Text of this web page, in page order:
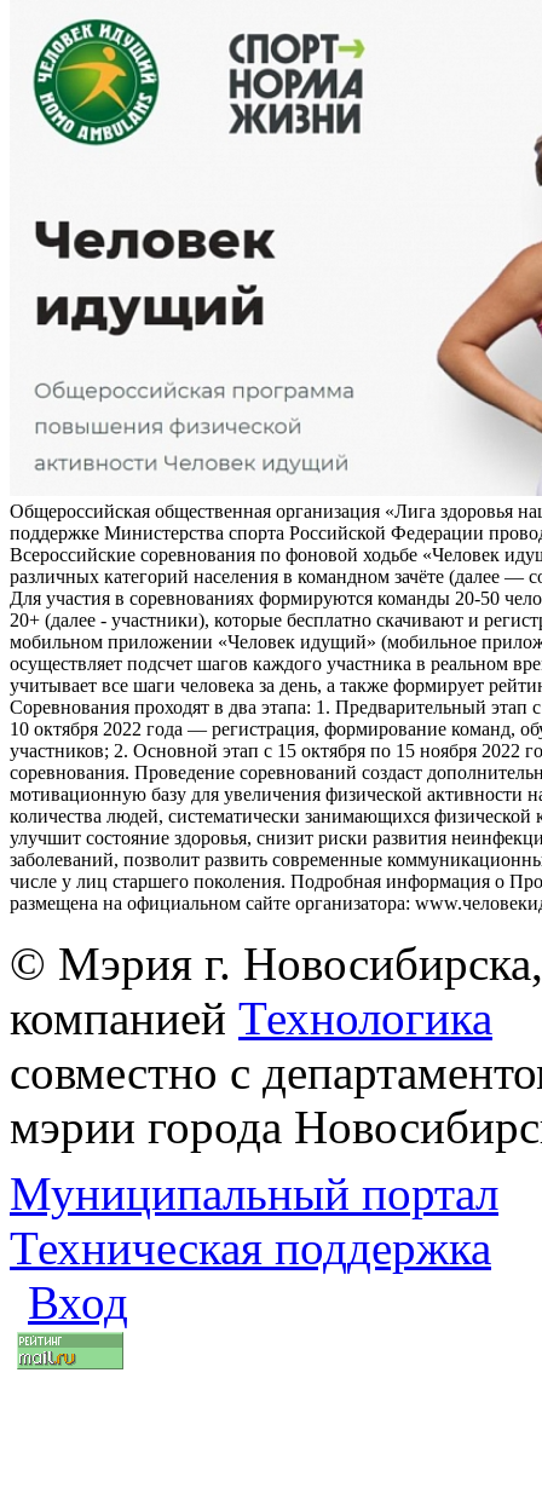
Общероссийская общественная организация «Лига здоровья
поддержке Министерства спорта Российской Федерации
Всероссийские соревнования по фоновой ходьбе «Человек
различных категорий населения в командном зачёте (далее —
Для участия в соревнованиях формируются команды 20-50
20+ (далее - участники), которые бесплатно скачивают и
мобильном приложении «Человек идущий» (мобильное
осуществляет подсчет шагов каждого участника в реальном
учитывает все шаги человека за день, а также формирует
Соревнования проходят в два этапа: 1. Предварительный этап
10 октября 2022 года — регистрация, формирование команд,
участников; 2. Основной этап с 15 октября по 15 ноября 2022
соревнования. Проведение соревнований создаст
мотивационную базу для увеличения физической активности
количества людей, систематически занимающихся физической
улучшит состояние здоровья, снизит риски развития
заболеваний, позволит развить современные
числе у лиц старшего поколения. Подробная информация о
размещена на официальном сайте организатора:
© Мэрия г.
компанией Технологика
совместно с
мэрии города
Муниципальный портал
Техническая поддержка
Вход